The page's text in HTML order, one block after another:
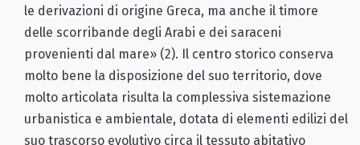
le derivazioni di origine Greca, ma anche il timore
delle scorribande degli Arabi e dei saraceni
provenienti dal mare» (2). Il centro storico conserva
molto bene la disposizione del suo territorio, dove
molto articolata risulta la complessiva sistemazione
urbanistica e ambientale, dotata di elementi edilizi del
suo trascorso evolutivo circa il tessuto abitativo